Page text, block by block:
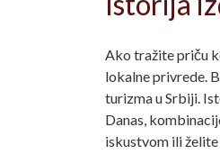
Ako tražite priču
lokalne privrede.
turizma u Srbiji.
Danas,
iskustvom ili